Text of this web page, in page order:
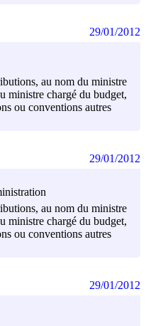
au nom du ministre
ministre chargé du budget,
ou conventions autres
29/01/2012
au nom du ministre
ministre chargé du budget,
ou conventions autres
29/01/2012
29/01/2012